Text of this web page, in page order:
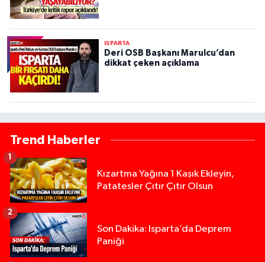
ISPARTA
Deri OSB Başkanı Marulcu’dan
dikkat çeken açıklama
Trend Haberler
Kızartma Yağına 1 Kaşık Ekleyin,
Patatesler Çıtır Çıtır Olsun
1
Son Dakika: Isparta’da Deprem
Paniği
2